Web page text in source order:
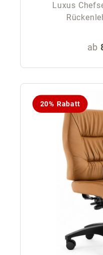
Luxus
ab
20% Rabatt